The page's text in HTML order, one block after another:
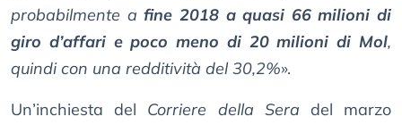
probabilmente afine 2018 a quasi 66 milioni di
giro d’affari e poco meno di 20 milioni di Mol,
quindi con una redditività del 30,2%».
Un’inchiesta del Corriere della Sera del marzo